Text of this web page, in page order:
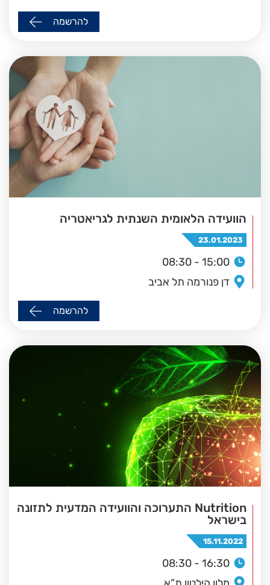
להרשמה
הוועידה הלאומית השנתית לגריאטריה
23.01.2023
08:30 - 15:00
דן פנורמה תל אביב
להרשמה
Nutrition התערוכה והוועידה המדעית לתזונה
בישראל
15.11.2022
08:30 - 16:30